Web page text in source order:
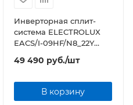
Инверторная сплит-
система ELECTROLUX
EACS/I-09HF/N8_22Y
серии FUSION ULTRA DC
49 490 руб./шт
В корзину